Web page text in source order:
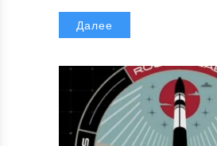
Далее